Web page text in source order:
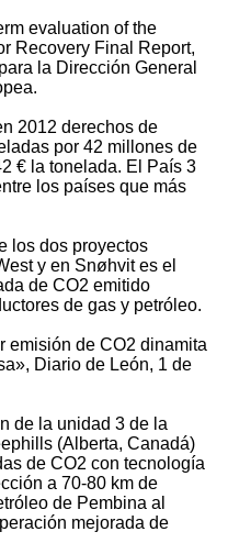
evaluation of the
Recovery Final Report,
la Dirección General
2012 derechos de
por 42 millones de
€ la tonelada. El País 3
los países que más
los dos proyectos
y en Snøhvit es el
de CO2 emitido
de gas y petróleo.
emisión de CO2 dinamita
Diario de León, 1 de
de la unidad 3 de la
(Alberta, Canadá)
de CO2 con tecnología
a 70-80 km de
de Pembina al
mejorada de